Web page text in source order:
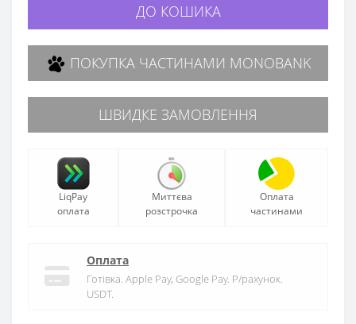
ДО КОШИКА
ПОКУПКА ЧАСТИНАМИ MONOBANK
ШВИДКЕ ЗАМОВЛЕННЯ
LiqPay
оплата
Миттєва
розстрочка
Оплата
частинами
Оплата
Готівка. Apple Pay, Google Pay. Р/рахунок.
USDT.